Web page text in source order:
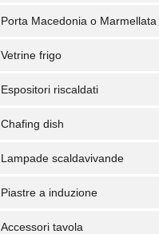
Porta Macedonia o Marmellata
Vetrine frigo
Espositori riscaldati
Chafing dish
Lampade scaldavivande
Piastre a induzione
Accessori tavola